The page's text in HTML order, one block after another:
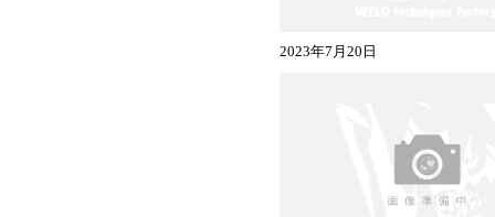
2023年7月20日